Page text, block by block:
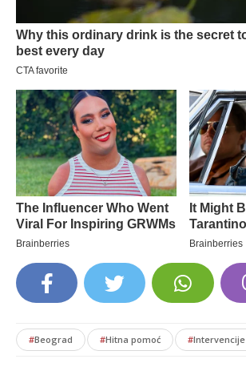
#Beograd #Hitna pomoć #Intervencije